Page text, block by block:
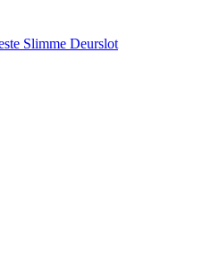
Slimme Deurslot